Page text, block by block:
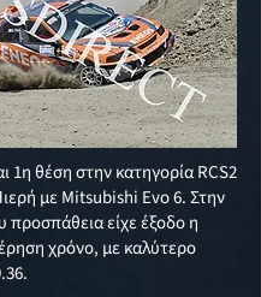
1η θέση στην κατηγορία RCS2
με Mitsubishi Evo 6. Στην
προσπάθεια είχε έξοδο η
χρόνο, με καλύτερο